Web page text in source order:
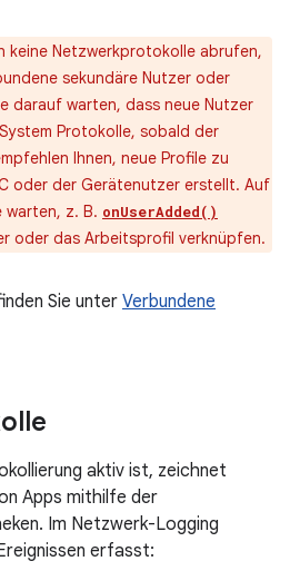
keine Netzwerkprotokolle abrufen,
sekundäre Nutzer oder
darauf warten, dass neue Nutzer
Protokolle, sobald der
Ihnen, neue Profile zu
oder der Gerätenutzer erstellt. Auf
z. B. onUserAdded()
oder das Arbeitsprofil verknüpfen.
Sie unter Verbundene
aktiv ist, zeichnet
Apps mithilfe der
Im Netzwerk-Logging
erfasst: